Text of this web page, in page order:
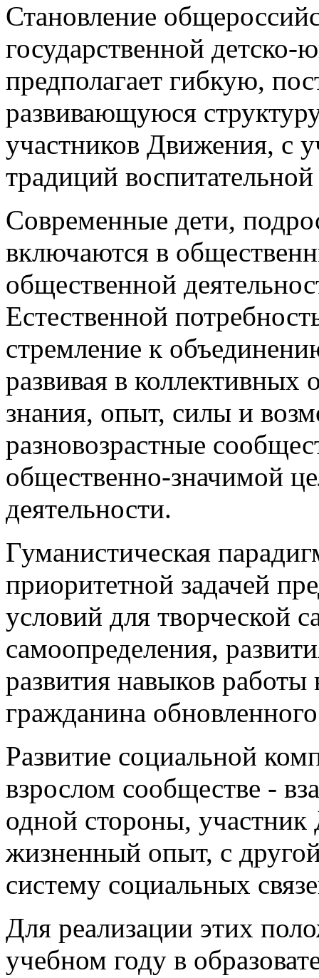
Становление
государственной
предполагает гибкую,
развивающуюся
участников Движения, с
традиций
Современные дети,
включаются в
общественной
Естественной
стремление к
развивая в
знания, опыт, силы и
разновозрастные
общественно-значимой
деятельности.
Гуманистическая
приоритетной задачей
условий для творческой
самоопределения,
развития навыков
гражданина
Развитие социальной
взрослом сообществе ‑
одной стороны,
жизненный опыт, с
систему социальных
Для реализации этих
учебном году в